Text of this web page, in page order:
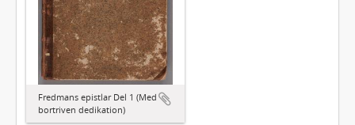
Fredmans epistlar Del 1 (Med
bortriven dedikation)